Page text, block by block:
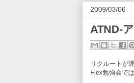
2009/03/06
ATND-
リクルートが
Flex勉強会で